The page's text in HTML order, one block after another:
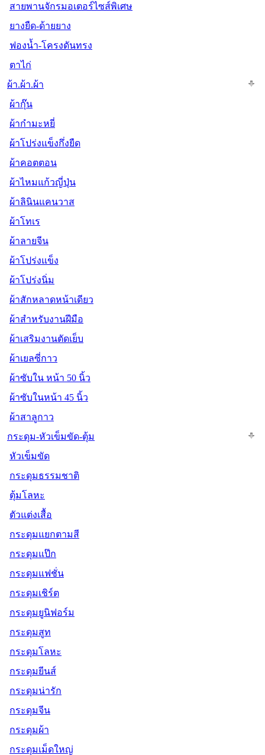
สายพานจักรมอเตอร์ไซส์พิเศษ
ยางยืด-ด้ายยาง
ฟองน้ำ-โครงดันทรง
ตาไก่
ผ้า.ผ้า.ผ้า
ผ้ากุ๊น
ผ้ากำมะหยี่
ผ้าโปร่งแข็งกึ่งยืด
ผ้าคอตตอน
ผ้าไหมแก้วญี่ปุ่น
ผ้าลินินแคนวาส
ผ้าโทเร
ผ้าลายจีน
ผ้าโปร่งแข็ง
ผ้าโปร่งนิ่ม
ผ้าสักหลาดหน้าเดียว
ผ้าสำหรับงานฝีมือ
ผ้าเสริมงานตัดเย็บ
ผ้าเยลซี่กาว
ผ้าซับใน หน้า 50 นิ้ว
ผ้าซับในหน้า 45 นิ้ว
ผ้าสาลูกาว
กระดุม-หัวเข็มขัด-ตุ้ม
หัวเข็มขัด
กระดุมธรรมชาติ
ตุ้มโลหะ
ตัวแต่งเสื้อ
กระดุมแยกตามสี
กระดุมแป๊ก
กระดุมแฟชั่น
กระดุมเชิร์ต
กระดุมยูนิฟอร์ม
กระดุมสูท
กระดุมโลหะ
กระดุมยีนส์
กระดุมน่ารัก
กระดุมจีน
กระดุมผ้า
กระดุมเม็ดใหญ่